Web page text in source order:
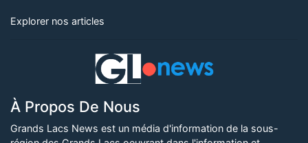
Explorer nos articles
À Propos De Nous
Grands Lacs News est un média d'information de la sous-